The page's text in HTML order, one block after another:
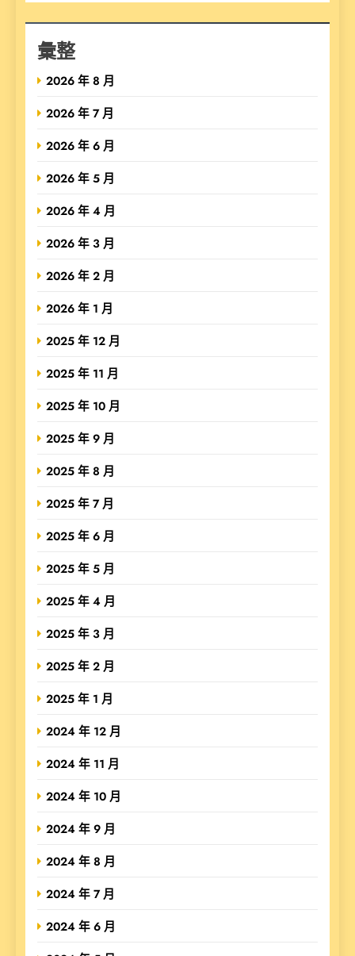
彙整
2026 年 8 月
2026 年 7 月
2026 年 6 月
2026 年 5 月
2026 年 4 月
2026 年 3 月
2026 年 2 月
2026 年 1 月
2025 年 12 月
2025 年 11 月
2025 年 10 月
2025 年 9 月
2025 年 8 月
2025 年 7 月
2025 年 6 月
2025 年 5 月
2025 年 4 月
2025 年 3 月
2025 年 2 月
2025 年 1 月
2024 年 12 月
2024 年 11 月
2024 年 10 月
2024 年 9 月
2024 年 8 月
2024 年 7 月
2024 年 6 月